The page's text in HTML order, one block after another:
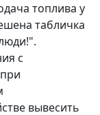
топлива у
табличка
с
вывесить